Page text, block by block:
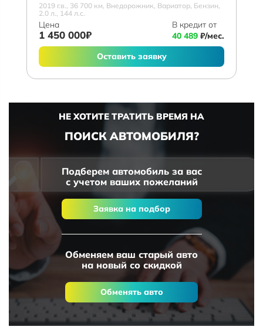
2019 г.в., 36 700 км, Внедорожник, Вариатор, Бензин,
2.0 л., 144 л.с.
Цена
1 450 000₽
В кредит от
40 489 ₽/мес.
Оставить заявку
НЕ ХОТИТЕ ТРАТИТЬ ВРЕМЯ НА
ПОИСК АВТОМОБИЛЯ?
Подберем автомобиль за вас
с учетом ваших пожеланий
Заявка на подбор
Обменяем ваш старый авто
на новый со скидкой
Обменять авто